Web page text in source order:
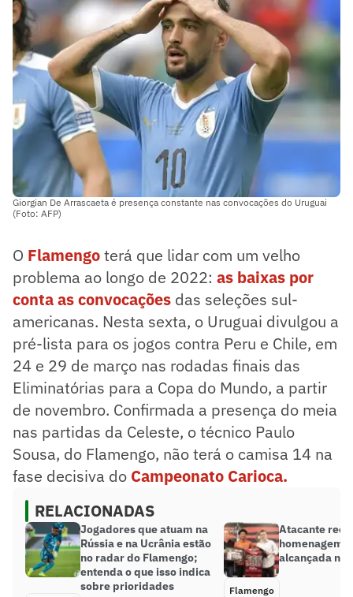
Giorgian De Arrascaeta é presença constante nas convocações do Uruguai
(Foto: AFP)
O Flamengoterá que lidar com um velho
problema ao longo de 2022: as baixas por
conta as convocações das seleções sul-
americanas. Nesta sexta, o Uruguai divulgou a
pré-lista para os jogos contra Peru e Chile, em
24 e 29 de março nas rodadas finais das
Eliminatórias para a Copa do Mundo, a partir
de novembro. Confirmada a presença do meia
nas partidas da Celeste, o técnico Paulo
Sousa, do Flamengo, não terá o camisa 14 na
fase decisiva do Campeonato Carioca.
RELACIONADAS
Jogadores que atuam na
Rússia e na Ucrânia estão
no radar do Flamengo;
entenda o que isso indica
sobre prioridades
Atacante
homenagem
alcançada no
Flamengo